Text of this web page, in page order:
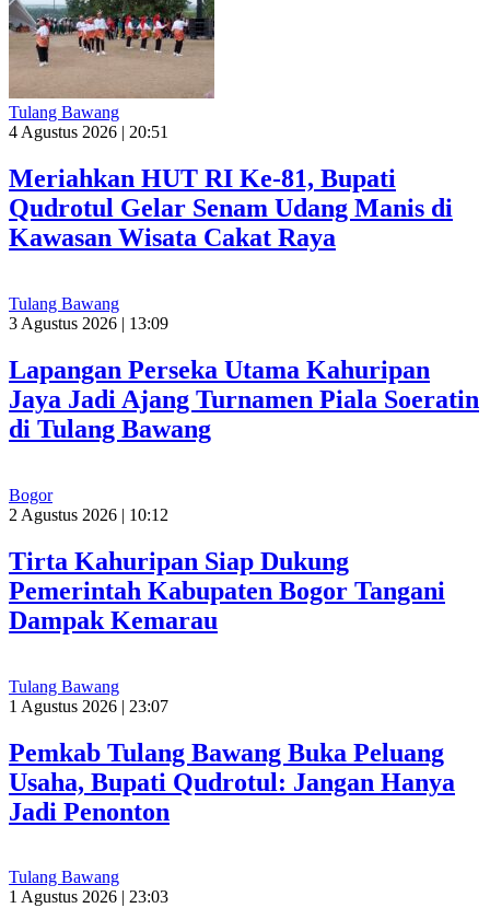
Tulang Bawang
4 Agustus 2026 | 20:51
Meriahkan HUT RI Ke-81, Bupati
Qudrotul Gelar Senam Udang Manis di
Kawasan Wisata Cakat Raya
Tulang Bawang
3 Agustus 2026 | 13:09
Lapangan Perseka Utama Kahuripan
Jaya Jadi Ajang Turnamen Piala Soeratin
di Tulang Bawang
Bogor
2 Agustus 2026 | 10:12
Tirta Kahuripan Siap Dukung
Pemerintah Kabupaten Bogor Tangani
Dampak Kemarau
Tulang Bawang
1 Agustus 2026 | 23:07
Pemkab Tulang Bawang Buka Peluang
Usaha, Bupati Qudrotul: Jangan Hanya
Jadi Penonton
Tulang Bawang
1 Agustus 2026 | 23:03